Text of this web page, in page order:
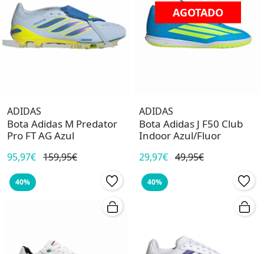
ADIDAS
Bota Adidas M Predator
Pro FT AG Azul
95,97€ 159,95€
AGOTADO
ADIDAS
Bota Adidas J F50 Club
Indoor Azul/Fluor
29,97€ 49,95€
40% 40%